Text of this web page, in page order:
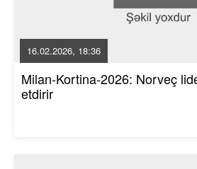
16.02.2026, 18:36
Milan-Kortina-2026: Norveç
etdirir